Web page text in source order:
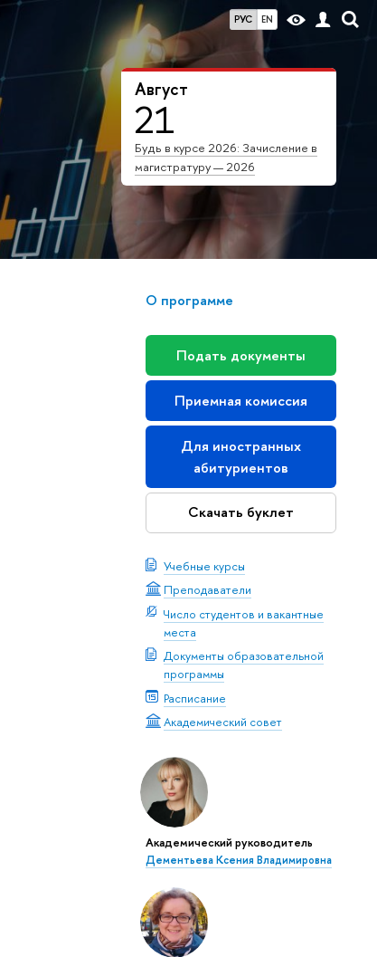
РУС EN
Август
21
Будь в курсе 2026: Зачисление в
магистратуру — 2026
О программе
Подать документы
Приемная комиссия
Для иностранных
абитуриентов
Скачать буклет
Учебные курсы
Преподаватели
Число студентов и вакантные
места
Документы образовательной
программы
Расписание
Академический совет
Академический руководитель
Дементьева Ксения Владимировна